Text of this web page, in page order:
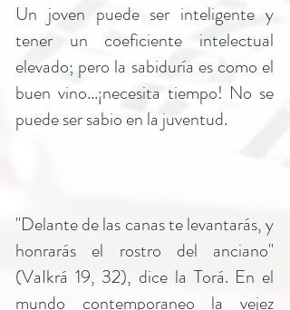
Un joven puede ser inteligente y
tener un coeficiente intelectual
elevado; pero la sabiduría es como el
buen vino...¡necesita tiempo! No se
puede ser sabio en la juventud.
"Delante de las canas te levantarás, y
honrarás el rostro del anciano"
(VaIkrá 19, 32), dice la Torá. En el
mundo contemporaneo la vejez